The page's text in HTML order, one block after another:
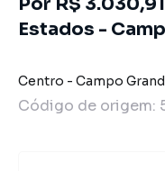
Estados -
Centro - Campo
Código de origem: